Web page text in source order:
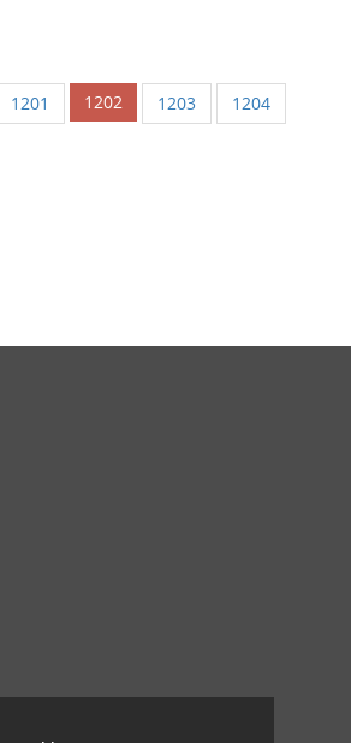
1201 1202 1203
1204